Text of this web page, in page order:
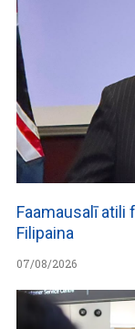
Faamausalī atili
Filipaina
07/08/2026